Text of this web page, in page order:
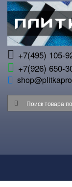
+7(495) 105-
+7(926) 650-